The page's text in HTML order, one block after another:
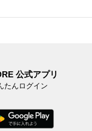
公式アプリ
たんログイン